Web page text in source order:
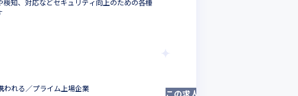
知、対応などセキュリティ向上のための各種
われる／プライム上場企業
この求人は募集終了しました